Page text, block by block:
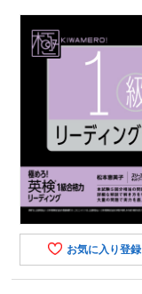
お気に入り登録